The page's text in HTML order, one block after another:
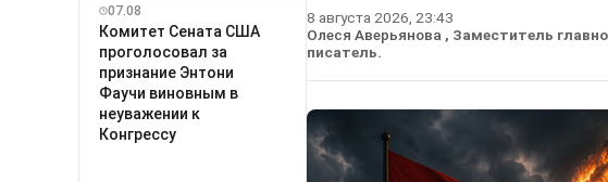
07.08
Комитет Сената США
проголосовал за
признание Энтони
Фаучи виновным в
неуважении к
Конгрессу
8 августа 2026, 23:43
Олеся Аверьянова , Заместитель
писатель.